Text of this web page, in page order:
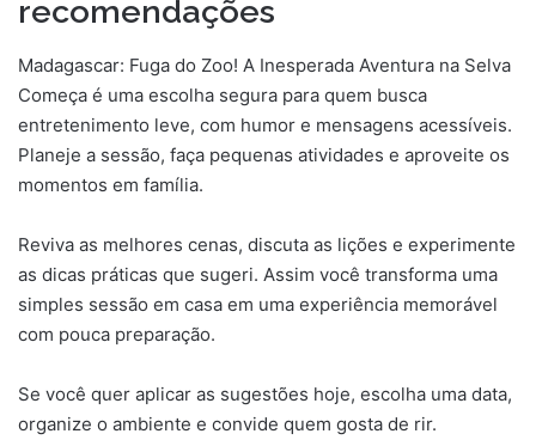
recomendações
Madagascar: Fuga do Zoo! A Inesperada Aventura na Selva
Começa é uma escolha segura para quem busca
entretenimento leve, com humor e mensagens acessíveis.
Planeje a sessão, faça pequenas atividades e aproveite os
momentos em família.
Reviva as melhores cenas, discuta as lições e experimente
as dicas práticas que sugeri. Assim você transforma uma
simples sessão em casa em uma experiência memorável
com pouca preparação.
Se você quer aplicar as sugestões hoje, escolha uma data,
organize o ambiente e convide quem gosta de rir.